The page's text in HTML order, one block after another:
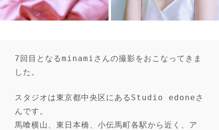
7回目となるminamiさんの撮影をおこなってきま
した。
スタジオは東京都中央区にあるStudio edoneさ
んです。
馬喰横山、東日本橋、小伝馬町各駅から近く、ア